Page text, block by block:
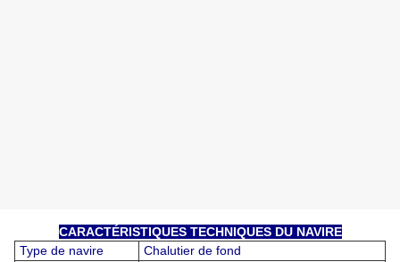
CARACTÉRISTIQUES TECHNIQUES DU NAVIRE
Type de navire
Chalutier de fond